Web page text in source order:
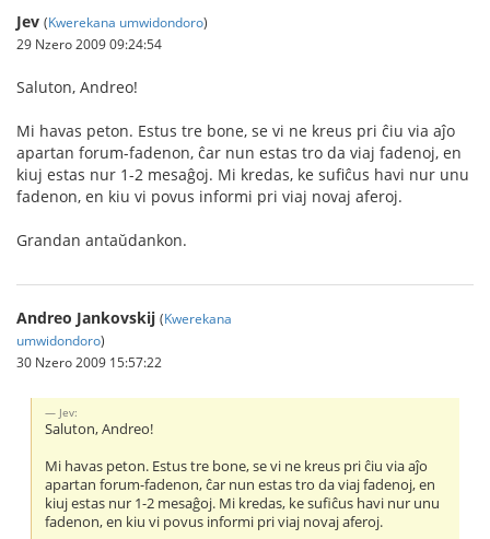
Jev (Kwerekana umwidondoro)
29 Nzero 2009 09:24:54
Saluton, Andreo!
Mi havas peton. Estus tre bone, se vi ne kreus pri ĉiu via aĵo
apartan forum-fadenon, ĉar nun estas tro da viaj fadenoj, en
kiuj estas nur 1-2 mesaĝoj. Mi kredas, ke sufiĉus havi nur unu
fadenon, en kiu vi povus informi pri viaj novaj aferoj.
Grandan antaŭdankon.
Andreo Jankovskij (Kwerekana
umwidondoro)
30 Nzero 2009 15:57:22
Jev:
Saluton, Andreo!
Mi havas peton. Estus tre bone, se vi ne kreus pri ĉiu via aĵo
apartan forum-fadenon, ĉar nun estas tro da viaj fadenoj, en
kiuj estas nur 1-2 mesaĝoj. Mi kredas, ke sufiĉus havi nur unu
fadenon, en kiu vi povus informi pri viaj novaj aferoj.